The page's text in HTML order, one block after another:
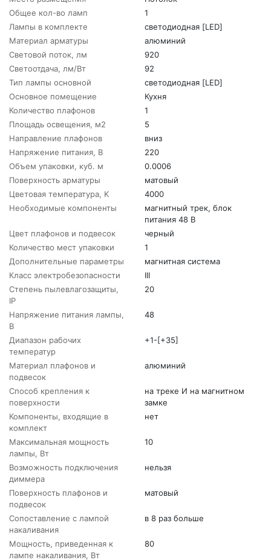
Общее кол-во ламп
1
Лампы в комплекте
светодиодная [LED]
Материал арматуры
алюминий
Световой поток, лм
920
Светоотдача, лм/Вт
92
Тип лампы основной
светодиодная [LED]
Основное помещение
Кухня
Количество плафонов
1
Площадь освещения, м2
5
Направление плафонов
вниз
Напряжение питания, В
220
Объем упаковки, куб. м
0.0006
Поверхность арматуры
матовый
Цветовая температура, K
4000
Необходимые компоненты
магнитный трек, блок
питания 48 В
Цвет плафонов и подвесок
черный
Количество мест упаковки
1
Дополнительные параметры
магнитная система
Класс электробезопасности
III
Степень пылевлагозащиты,
IP
20
Напряжение питания лампы,
В
48
Диапазон рабочих
температур
+1-[+35]
Материал плафонов и
подвесок
алюминий
Способ крепления к
поверхности
на треке И на магнитном
замке
Компоненты, входящие в
комплект
нет
Максимальная мощность
лампы, Вт
10
Возможность подключения
диммера
нельзя
Поверхность плафонов и
подвесок
матовый
Сопоставление с лампой
накаливания
в 8 раз больше
Мощность, приведенная к
лампе накаливания, Вт
80